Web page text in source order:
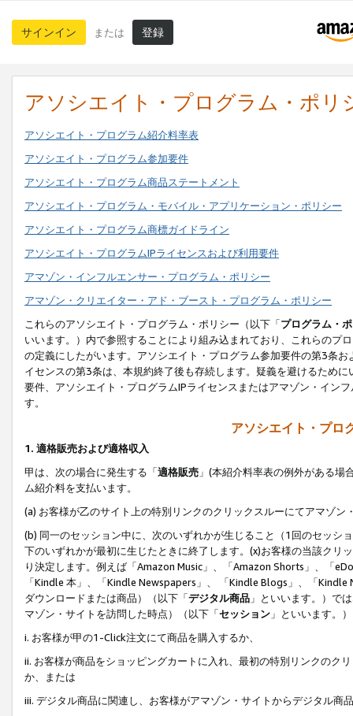
サインイン または 登録
アソシエイト・プログラム・ポリ
アソシエイト・プログラム紹介料率表
アソシエイト・プログラム参加要件
アソシエイト・プログラム商品ステートメント
アソシエイト・プログラム・モバイル・アプリケーション・ポリシー
アソシエイト・プログラム商標ガイドライン
アソシエイト・プログラムIPライセンスおよび利用要件
アマゾン・インフルエンサー・プログラム・ポリシー
アマゾン・クリエイター・アド・ブースト・プログラム・ポリシー
これらのアソシエイト・プログラム・ポリシー（以下「プログラム・
いいます。）内で参照することにより組み込まれており、これらのプ
の定義にしたがいます。アソシエイト・プログラム参加要件の第3条
イセンスの第3条は、本規約終了後も存続します。疑義を避けるため
要件、アソシエイト・プログラムIPライセンスまたはアマゾン・イン
す。
アソシエイト・プロ
1. 適格販売および適格収入
甲は、次の場合に発生する「適格販売 」(本紹介料率表の例外がある
ム紹介料を支払います。
(a) お客様が乙のサイト上の特別リンクのクリックスルーにてアマゾン
(b) 同一のセッション中に、次のいずれかが生じること（1回のセッシ
下のいずれかが最初に生じたときに終了します。(x)お客様の当該ク
り決定します。例えば「Amazon Music」、「Amazon Shorts」、「
「Kindle 本」、「Kindle Newspapers」、 「Kindle Blogs」、「
ダウンロードまたは商品）（以下「デジタル商品 」といいます。）で
マゾン・サイトを訪問した時点）（以下「セッション 」といいます。
i. お客様が甲の1-Click注文にて商品を購入するか、
ii. お客様が商品をショッピングカートに入れ、最初の特別リンクのク
か、または
iii. デジタル商品に関連し、お客様がアマゾン・サイトからデジタル